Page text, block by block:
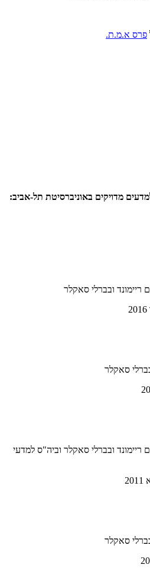
פרס א.מ.ת.
מדויקים באוניברסיטת תל-אביב:
ובברלי סאקלר
סאקלר
ובברלי סאקלר וביה"ס למדעי
סאקלר